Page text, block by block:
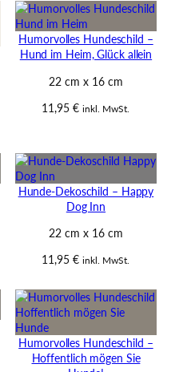
Humorvolles Hundeschild –
Hund im Heim, Glück allein
22 cm x 16 cm
11,95€ inkl. MwSt.
Hunde-Dekoschild – Happy
Dog Inn
22 cm x 16 cm
11,95€ inkl. MwSt.
Humorvolles Hundeschild –
Hoffentlich mögen Sie